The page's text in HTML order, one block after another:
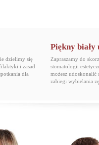
dzielimy się
i zasad
dla
Piękny biały
Zapraszamy do
stomatologii
możesz udoskonalić
zabiegi wybielania